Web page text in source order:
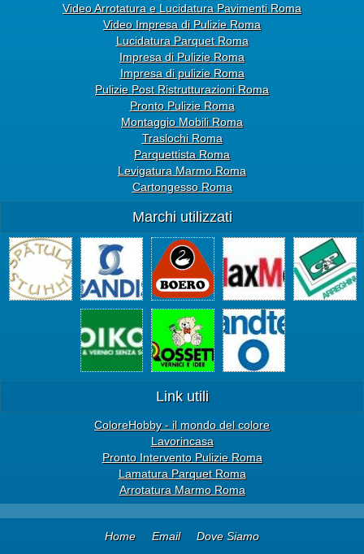
Video Arrotatura e Lucidatura Pavimenti Roma
Video Impresa di Pulizie Roma
Lucidatura Parquet Roma
Impresa di Pulizie Roma
Impresa di pulizie Roma
Pulizie Post Ristrutturazioni Roma
Pronto Pulizie Roma
Montaggio Mobili Roma
Traslochi Roma
Parquettista Roma
Levigatura Marmo Roma
Cartongesso Roma
Marchi utilizzati
Link utili
ColoreHobby - il mondo del colore
Lavorincasa
Pronto Intervento Pulizie Roma
Lamatura Parquet Roma
Arrotatura Marmo Roma
Home Email Dove Siamo